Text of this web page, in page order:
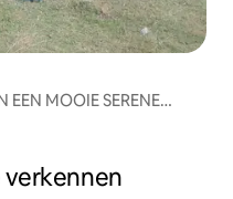
MOOIE SERENE